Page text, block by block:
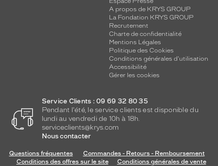
A propos de KRYS GROUP
La Fondation KRYS GROUP
Recrutement
Charte de confidentialité
Mentions Légales
Politique des Cookies
Conditions générales d'utilisation
Accessibilité
Gérer les cookies
Service Clients : 09 69 32 80 35
Pendant l'été, le service clients est disponible du
lundi au vendredi de 10h à 18h.
serviceclients@krys.com
Nous contacter
Questions fréquentes
Commandes - Retours - Remboursement
Conditions des offres sur le site
Conditions générales de vente